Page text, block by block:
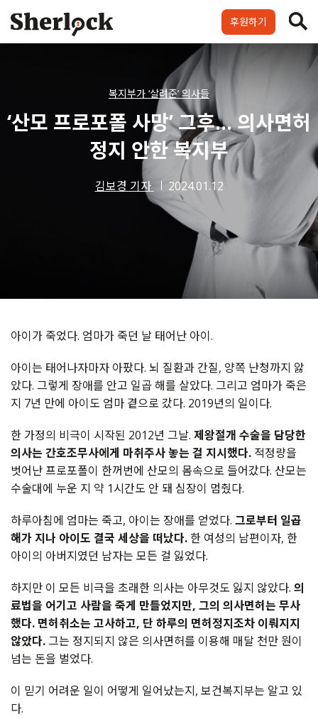
content
셜록클럽 후원하기
후원하기
복지부가 ‘살려준’ 의사들
‘산모 프로포폴 사망’ 그후… 의사면허
정지 안한 복지부
김보경 기자 2024.01.12
아이가 죽었다. 엄마가 죽던 날 태어난 아이.
아이는 태어나자마자 아팠다. 뇌 질환과 간질, 양쪽 난청까지 앓
았다. 그렇게 장애를 안고 일곱 해를 살았다. 그리고 엄마가 죽은
지 7년 만에 아이도 엄마 곁으로 갔다. 2019년의 일이다.
한 가정의 비극이 시작된 2012년 그날. 제왕절개 수술을 담당한
의사는 간호조무사에게 마취주사 놓는 걸 지시했다. 적정량을
벗어난 프로포폴이 한꺼번에 산모의 몸속으로 들어갔다. 산모는
수술대에 누운 지 약 1시간도 안 돼 심장이 멈췄다.
하루아침에 엄마는 죽고, 아이는 장애를 얻었다. 그로부터 일곱
해가 지나 아이도 결국 세상을 떠났다. 한 여성의 남편이자, 한
아이의 아버지였던 남자는 모든 걸 잃었다.
하지만 이 모든 비극을 초래한 의사는 아무것도 잃지 않았다. 의
료법을 어기고 사람을 죽게 만들었지만, 그의 의사면허는 무사
했다. 면허취소는 고사하고, 단 하루의 면허정지조차 이뤄지지
않았다. 그는 정지되지 않은 의사면허를 이용해 매달 천만 원이
넘는 돈을 벌었다.
이 믿기 어려운 일이 어떻게 일어났는지, 보건복지부는 알고 있
다.